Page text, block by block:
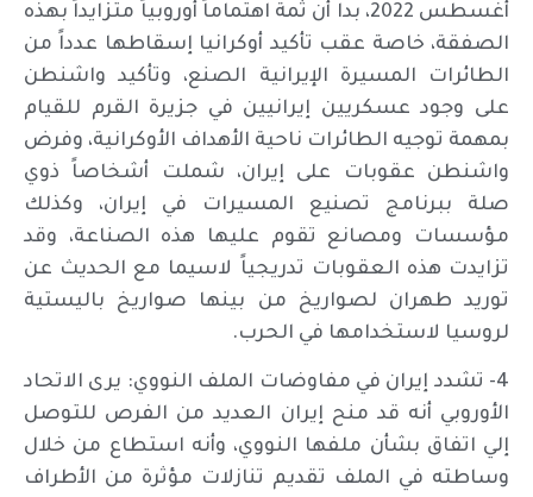
أغسطس 2022، بدا أن ثمة اهتماماً أوروبياً متزايداً بهذه
الصفقة، خاصة عقب تأكيد أوكرانيا إسقاطها عدداً من
الطائرات المسيرة الإيرانية الصنع، وتأكيد واشنطن
على وجود عسكريين إيرانيين في جزيرة القرم للقيام
بمهمة توجيه الطائرات ناحية الأهداف الأوكرانية، وفرض
واشنطن عقوبات على إيران، شملت أشخاصاً ذوي
صلة ببرنامج تصنيع المسيرات في إيران، وكذلك
مؤسسات ومصانع تقوم عليها هذه الصناعة، وقد
تزايدت هذه العقوبات تدريجياً لاسيما مع الحديث عن
توريد طهران لصواريخ من بينها صواريخ باليستية
لروسيا لاستخدامها في الحرب.
4- تشدد إيران في مفاوضات الملف النووي: يرى الاتحاد
الأوروبي أنه قد منح إيران العديد من الفرص للتوصل
إلي اتفاق بشأن ملفها النووي، وأنه استطاع من خلال
وساطته في الملف تقديم تنازلات مؤثرة من الأطراف